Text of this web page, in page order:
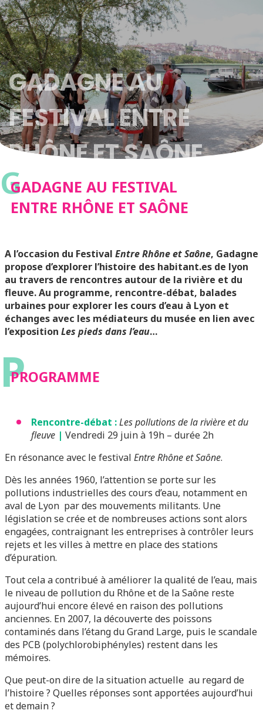
GADAGNE AU
FESTIVAL ENTRE
RHÔNE ET SAÔNE
GGADAGNE AU FESTIVAL
ENTRE RHÔNE ET SAÔNE
A l’occasion du Festival Entre Rhône et Saône, Gadagne
propose d’explorer l’histoire des habitant.es de lyon
au travers de rencontres autour de la rivière et du
fleuve. Au programme, rencontre-débat, balades
urbaines pour explorer les cours d’eau à Lyon et
échanges avec les médiateurs du musée en lien avec
l’exposition Les pieds dans l’eau…
P
PROGRAMME
Rencontre-débat :Les pollutions de la rivière et du
fleuve | Vendredi 29 juin à 19h – durée 2h
En résonance avec le festival Entre Rhône et Saône.
Dès les années 1960, l’attention se porte sur les
pollutions industrielles des cours d’eau, notamment en
aval de Lyon par des mouvements militants. Une
législation se crée et de nombreuses actions sont alors
engagées, contraignant les entreprises à contrôler leurs
rejets et les villes à mettre en place des stations
d’épuration.
Tout cela a contribué à améliorer la qualité de l’eau, mais
le niveau de pollution du Rhône et de la Saône reste
aujourd’hui encore élevé en raison des pollutions
anciennes. En 2007, la découverte des poissons
contaminés dans l’étang du Grand Large, puis le scandale
des PCB (polychlorobiphényles) restent dans les
mémoires.
Que peut-on dire de la situation actuelle au regard de
l’histoire ? Quelles réponses sont apportées aujourd’hui
et demain ?